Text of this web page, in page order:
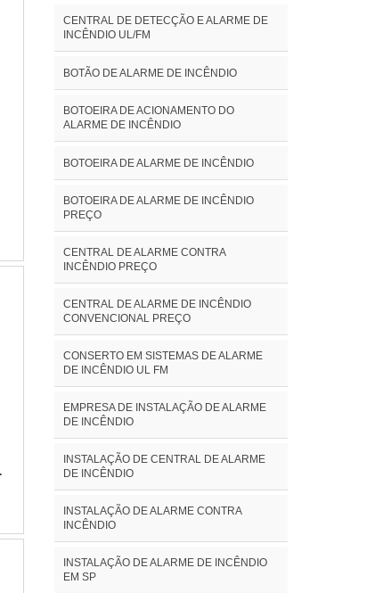
CENTRAL DE DETECÇÃO E ALARME DE
INCÊNDIO UL/FM
BOTÃO DE ALARME DE INCÊNDIO
BOTOEIRA DE ACIONAMENTO DO
ALARME DE INCÊNDIO
BOTOEIRA DE ALARME DE INCÊNDIO
BOTOEIRA DE ALARME DE INCÊNDIO
PREÇO
CENTRAL DE ALARME CONTRA
INCÊNDIO PREÇO
CENTRAL DE ALARME DE INCÊNDIO
CONVENCIONAL PREÇO
CONSERTO EM SISTEMAS DE ALARME
DE INCÊNDIO UL FM
EMPRESA DE INSTALAÇÃO DE ALARME
DE INCÊNDIO
INSTALAÇÃO DE CENTRAL DE ALARME
DE INCÊNDIO
INSTALAÇÃO DE ALARME CONTRA
INCÊNDIO
INSTALAÇÃO DE ALARME DE INCÊNDIO
EM SP